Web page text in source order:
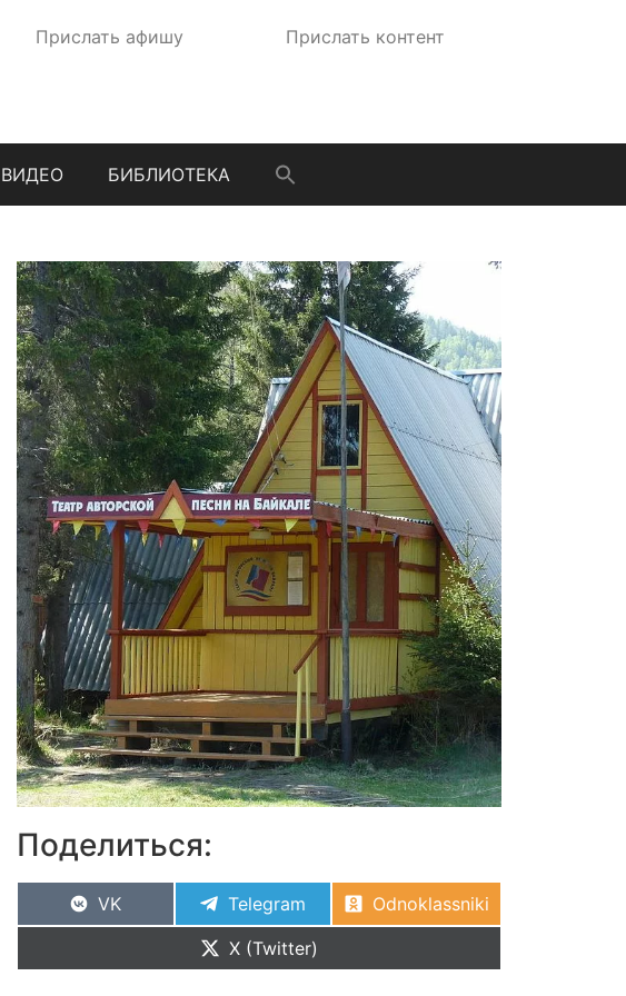
Прислать афишу Прислать контент
ВИДЕО БИБЛИОТЕКА
Поделиться:
VK Telegram
Odnoklassniki
X (Twitter)